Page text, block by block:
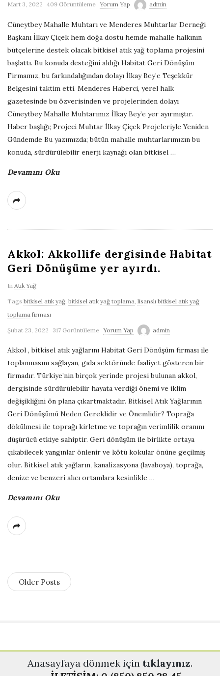
Anasayfaya dönmek için tıklayınız.
Mart 3, 2022 409 Görüntüleme Yorum Yap admin
Cüneytbey Mahalle Muhtarı ve Menderes Muhtarlar Derneği
Başkanı İlkay Çiçek hem doğa dostu hemde mahalle halkının
bütçelerine destek olacak bitkisel atık yağ toplama projesini
başlattı. Bu konuda desteğini aldığı Habitat Geri Dönüşüm
Firmamız, bu farkındalığından dolayı İlkay Bey’e Teşekkür
Belgesini taktim etti. Menderes Haberci, yerel halk
gazetesinde bu özverisinden ve projelerinden dolayı
Cüneytbey Mahalle Muhtarımız İlkay Bey’e yer ayırmıştır.
Haber başlığı; Projeci Muhtar İlkay Çiçek Projeleriyle Yeniden
Gündemde Bu yazımızda; bütün mahalle muhtarlarımızın bu
konuda, sürdürülebilir enerji kaynağı olan bitkisel …
Devamını Oku
Akkol: Akkollife dergisinde Habitat
Geri Dönüşüme yer ayırdı.
In Atık Yağ
Tags bitkisel atık yağ bitkisel atık yağ toplama lisanslı bitkisel atık yağ
toplama firması
Şubat 23, 2022 317 Görüntüleme Yorum Yap admin
Akkol , bitkisel atık yağlarını Habitat Geri Dönüşüm firması ile
toplanmasını sağlayan, gıda sektöründe faaliyet gösteren bir
firmadır. Türkiye’nin birçok yerinde projesi bulunan akkol,
dergisinde sürdürülebilir hayata verdiği önemi ve iklim
değişikliğini ön plana çıkartmaktadır. Bitkisel Atık Yağlarının
Geri Dönüşümü Neden Gereklidir ve Önemlidir? Toprağa
dökülmesi ile toprağı kirletme ve toprağın verimlilik oranını
düşürücü etkiye sahiptir. Geri dönüşüm ile birlikte ortaya
çıkabilecek yangınlar önlenir ve kötü kokular önüne geçilmiş
olur. Bitkisel atık yağların, kanalizasyona (lavaboya), toprağa,
denize ve benzeri alıcı ortamlara kesinlikle …
Devamını Oku
Older Posts
S